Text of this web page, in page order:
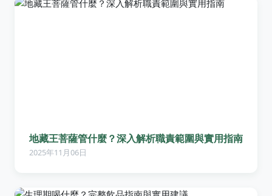
地藏王菩薩管什麼？深入解析職責範圍與實用指南
2025年11月06日